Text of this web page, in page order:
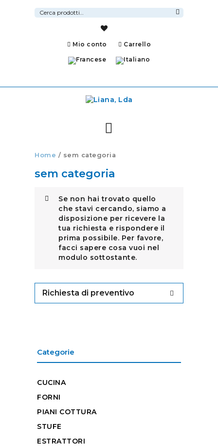
Cerca:
Mio conto Carrello
Home / sem categoria
sem categoria
Se non hai trovato quello
che stavi cercando, siamo a
disposizione per ricevere la
tua richiesta e rispondere il
prima possibile. Per favore,
facci sapere cosa vuoi nel
modulo sottostante.
Richiesta di preventivo
Categorie
CUCINA
FORNI
PIANI COTTURA
STUFE
ESTRATTORI